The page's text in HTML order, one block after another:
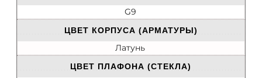
G9
ЦВЕТ КОРПУСА (АРМАТУРЫ)
Латунь
ЦВЕТ ПЛАФОНА (СТЕКЛА)